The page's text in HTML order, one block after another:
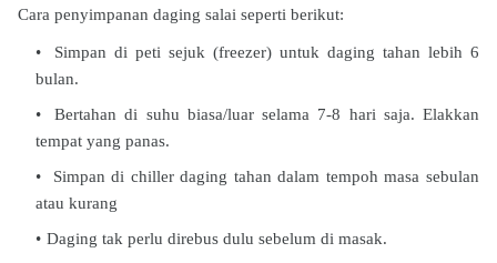
Cara penyimpanan daging salai seperti berikut:
Simpan di peti sejuk (freezer) untuk daging tahan lebih 6
bulan.
Bertahan di suhu biasa/luar selama 7-8 hari saja. Elakkan
tempat yang panas.
Simpan di chiller daging tahan dalam tempoh masa sebulan
atau kurang
Daging tak perlu direbus dulu sebelum di masak.